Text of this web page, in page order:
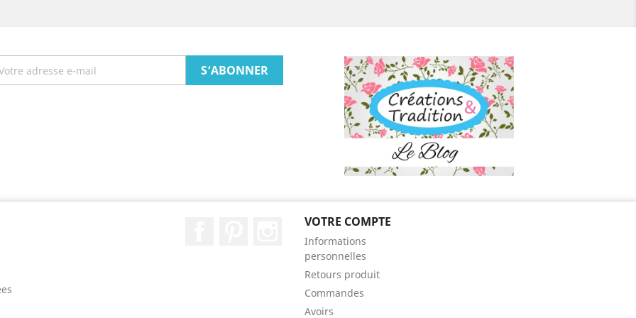
Instagram
VOTRE COMPTE
Informations
personnelles
Retours produit
Commandes
Avoirs